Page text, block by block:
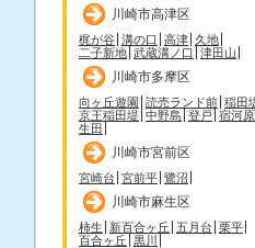
川崎市高津区
梶が谷 溝の口 高津 久地
二子新地 武蔵溝ノ口 津田山
川崎市多摩区
向ヶ丘遊園 読売ランド前 稲田
京王稲田堤 中野島 登戸 宿河原
生田
川崎市宮前区
宮崎台 宮前平 鷺沼
川崎市麻生区
柿生 新百合ヶ丘 五月台 栗平
百合ヶ丘 黒川